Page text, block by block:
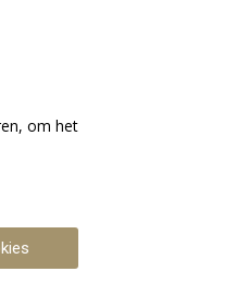
Deze site wordt beschermd door reCAPTCHA,
gebeurt in overeenstemming met de
van Google.
om het